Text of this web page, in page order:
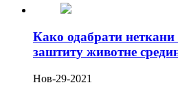
Како одабрати неткани
заштиту животне
Нов-29-2021